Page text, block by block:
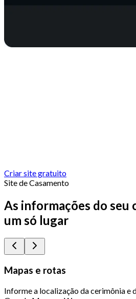
Criar site gratuito
Site de Casamento
As informações do seu
um só lugar
Mapas e rotas
Informe a localização da cerimônia e